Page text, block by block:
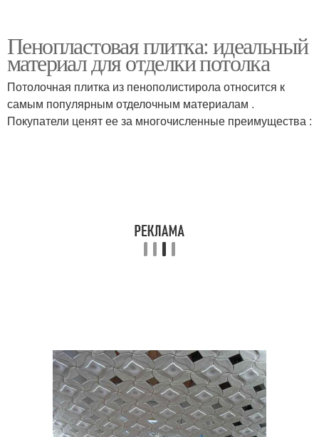
Пенопластовая плитка: идеальный
материал для отделки потолка
Потолочная плитка из пенополистирола относится к
самым популярным отделочным материалам .
Покупатели ценят ее за многочисленные преимущества :